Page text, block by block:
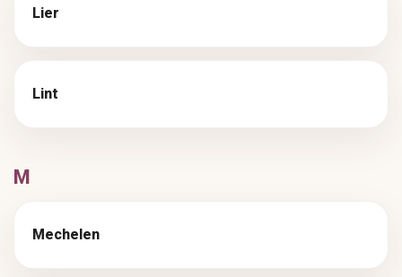
Lier
Lint
M
Mechelen